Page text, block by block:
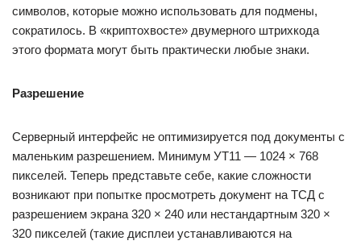
символов, которые можно использовать для подмены,
сократилось. В «криптохвосте» двумерного штрихкода
этого формата могут быть практически любые знаки.
Разрешение
Серверный интерфейс не оптимизируется под документы с
маленьким разрешением. Минимум УТ11 — 1024 × 768
пикселей. Теперь представьте себе, какие сложности
возникают при попытке просмотреть документ на ТСД с
разрешением экрана 320 × 240 или нестандартным 320 ×
320 пикселей (такие дисплеи устанавливаются на